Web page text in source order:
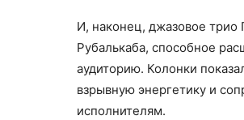
И, наконец, джазовое трио
Рубалькаба, способное
аудиторию. Колонки
взрывную энергетику и
исполнителям.